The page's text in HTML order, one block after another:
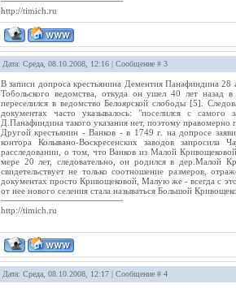
http://timich.ru
Дата: Среда, 08.10.2008, 12:16 | Сообщение # 3
В записи допроса крестьянина Дементия Панафиндина
Тобольского ведомства, откуда он ушел 40 лет назад
переселился в ведомство Белоярской слободы [5].
документах часто указывалось: "поселился с
Д.Панафиндина такого указания нет, поэтому правомерно
Другой крестьянин - Ванков - в 1749 г. на допросе
контора Колывано-Воскресенских заводов
расследовании, о том, что Ванков из Малой
мере 20 лет, следовательно, он родился в дер.Малой
свидетельствует не только соотношение размеров,
документах просто Кривощековой, Малую же - всегда с
от нее нового селения стала называться Большой
http://timich.ru
Дата: Среда, 08.10.2008, 12:17 | Сообщение # 4